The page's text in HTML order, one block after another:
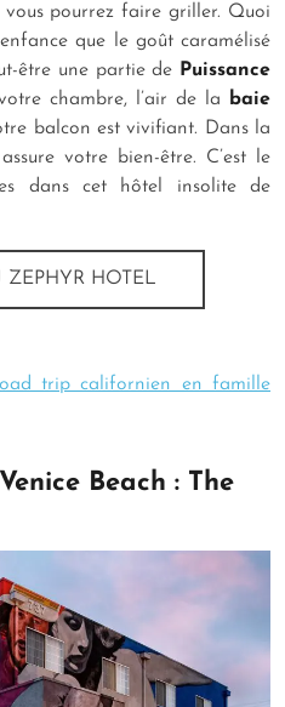
pourrez faire griller. Quoi
que le goût caramélisé
être une partie de Puissance
chambre, l’air de la
baie
balcon est vivifiant. Dans la
assure votre bien-être. C’est le
dans cet hôtel insolite de
ZEPHYR HOTEL
trip californien en famille
Beach : The